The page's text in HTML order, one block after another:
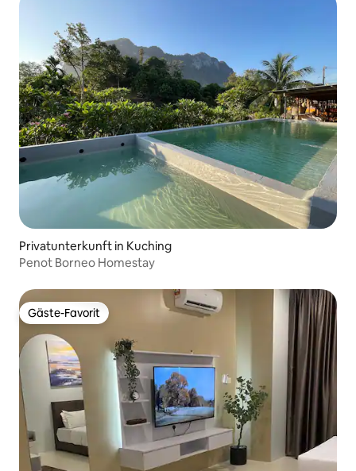
Privatunterkunft in Kuching
Penot Borneo Homestay
Gäste-Favorit
Gäste-Favorit